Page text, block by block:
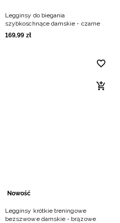
Legginsy do biegania
szybkoschnące damskie - czarne
169,99 zł
Nowość
Legginsy krótkie treningowe
bezszwowe damskie - brązowe